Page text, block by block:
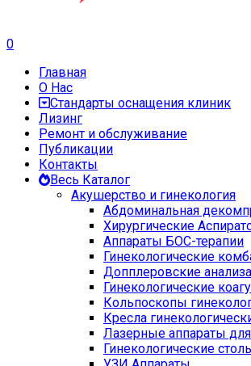
0
Главная
О Нас
Стандарты оснащения клиник
Лизинг
Ремонт и обслуживание
Публикации
Контакты
Весь Каталог
Акушерство и гинекология
Абдоминальная
Хирургические
Аппараты БОС-терапии
Гинекологические
Допплеровские
Гинекологические
Кольпоскопы
Кресла
Лазерные аппараты
Гинекологические